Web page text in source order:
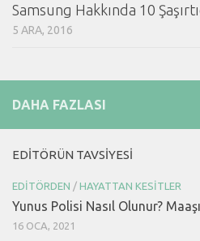
Samsung Hakkında 10
5 ARA, 2016
DAHA FAZLASI
EDITÖRÜN TAVSIYESI
EDITÖRDEN / HAYATTAN KESITLER
Yunus Polisi Nasıl Olunur?
16 OCA, 2021